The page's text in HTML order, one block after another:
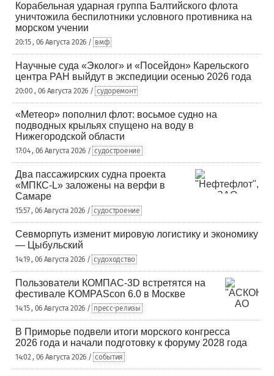
Корабельная ударная группа Балтийского флота
уничтожила беспилотники условного противника на
морском учении
20:15 , 06 Августа 2026 / вмф
Научные суда «Эколог» и «Посейдон» Карельского
центра РАН выйдут в экспедиции осенью 2026 года
20:00 , 06 Августа 2026 / судоремонт
«Метеор» пополнил флот: восьмое судно на
подводных крыльях спущено на воду в
Нижегородской области
17:04 , 06 Августа 2026 / судостроение
Два пассажирских судна проекта
«МПКС-L» заложены на верфи в
Самаре
15:57 , 06 Августа 2026 / судостроение
Севморпуть изменит мировую логистику и экономику
— Цыбульский
14:19 , 06 Августа 2026 / судоходство
Пользователи КОМПАС-3D встретятся на
фестивале KOMPAScon 6.0 в Москве
14:15 , 06 Августа 2026 / пресс-релизы
В Приморье подвели итоги морского конгресса
2026 года и начали подготовку к форуму 2028 года
14:02 , 06 Августа 2026 / события